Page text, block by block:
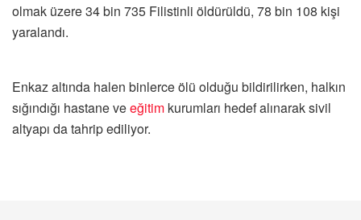
olmak üzere 34 bin 735 Filistinli öldürüldü, 78 bin 108 kişi
yaralandı.
Enkaz altında halen binlerce ölü olduğu bildirilirken, halkın
sığındığı hastane veeğitim kurumları hedef alınarak sivil
altyapı da tahrip ediliyor.